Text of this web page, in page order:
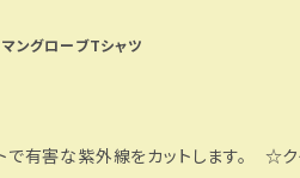
ングローブTシャツ
で有害な紫外線をカットします。 ☆ク